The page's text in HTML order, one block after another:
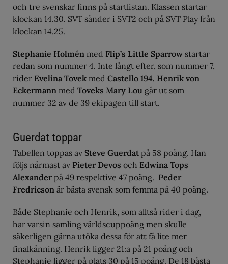
och tre svenskar finns på startlistan. Klassen startar
klockan 14.30. SVT sänder i SVT2 och på SVT Play från
klockan 14.25.
Stephanie Holmén med Flip’s Little Sparrow startar
redan som nummer 4. Inte långt efter, som nummer 7,
rider Evelina Tovek med Castello 194. Henrik von
Eckermann med Toveks Mary Lou går ut som
nummer 32 av de 39 ekipagen till start.
Guerdat toppar
Tabellen toppas av Steve Guerdatpå 58 poäng. Han
följs närmast av Pieter Devos och Edwina Tops
Alexander på 49 respektive 47 poäng. Peder
Fredricson är bästa svensk som femma på 40 poäng.
Både Stephanie och Henrik, som alltså rider i dag,
har varsin samling världscuppoäng men skulle
säkerligen gärna utöka dessa för att få lite mer
finalkänning. Henrik ligger 21:a på 21 poäng och
Stephanie ligger på plats 30 på 15 poäng. De 18 bästa